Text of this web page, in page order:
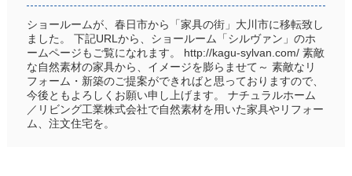
ショールームが、春日市から「家具の街」大川市に移転致し
ました。 下記URLから、ショールーム「シルヴァン」のホ
ームページもご覧になれます。 http://kagu-sylvan.com/ 素敵
な自然素材の家具から、イメージを膨らませて～ 素敵なリ
フォーム・新築のご提案ができればと思っておりますので、
今後ともよろしくお願い申し上げます。 ナチュラルホーム
／リビング工業株式会社で自然素材を用いた家具やリフォー
ム、注文住宅を。